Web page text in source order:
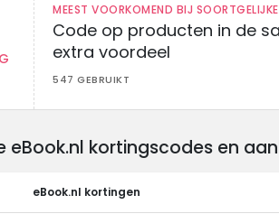
MEEST VOORKOMEND BIJ
Code op producten in de
extra voordeel
547 GEBRUIKT
eBook.nl kortingscodes en
eBook.nl kortingen